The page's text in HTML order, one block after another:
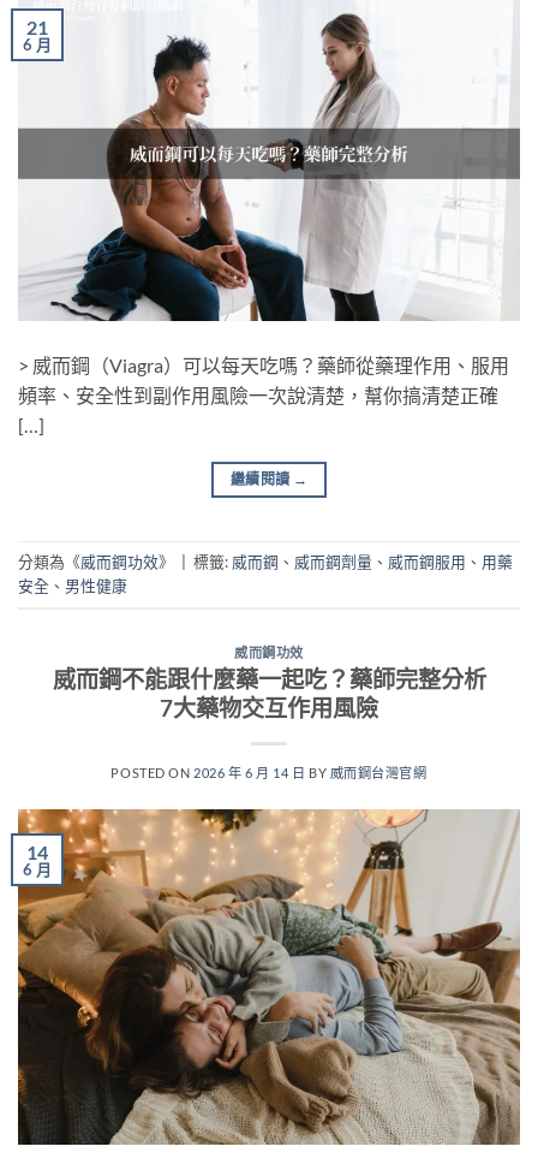
21
6 月
> 威而鋼（Viagra）可以每天吃嗎？藥師從藥理作用、服用
頻率、安全性到副作用風險一次說清楚，幫你搞清楚正確
[…]
繼續閱讀 →
分類為《威而鋼功效》 標籤: 威而鋼 、 威而鋼劑量 、 威而鋼服用 、 用藥
安全 、 男性健康
威而鋼功效
威而鋼不能跟什麼藥一起吃？藥師完整分析
7大藥物交互作用風險
POSTED ON 2026 年 6 月 14 日 BY 威而鋼台灣官網
14
6 月